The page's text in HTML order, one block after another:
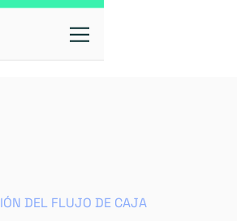
DEL FLUJO DE CAJA